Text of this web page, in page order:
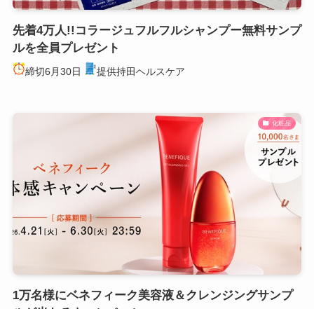
先着4万人!!コラージュフルフルシャンプー無料サンプ
ルを全員プレゼント
締切6月30日 提供持田ヘルスケア
化粧品
1万名様にベネフィーク美容液＆クレンジングサンプ